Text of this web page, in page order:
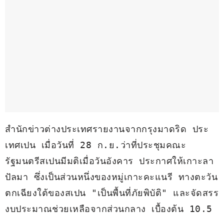
สำนักข่าวต่างประเทศรายงานจากกรุงมาดริด ประ
เทศเปน เมื่อวันที่ 28 ก.ย.ว่าที่ประชุมคณะ
รัฐมนตรีสเปนมีมติเมื่อวันอังคาร ประกาศให้เกาะลา
ปัลมา ซึ่งเป็นส่วนหนึ่งของหมู่เกาะคะแนรี ทางตะวัน
ตกเฉียงใต้ของสเปน "เป็นพื้นที่ภัยพิบัติ" และจัดสรร
งบประมาณช่วยเหลือจากส่วนกลาง เบื้องต้น 10.5